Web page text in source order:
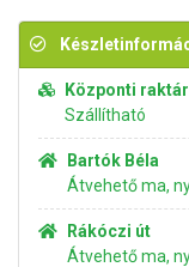
Központi raktár
Szállítható
Bartók Béla
Átvehető ma,
Rákóczi út
Átvehető ma,